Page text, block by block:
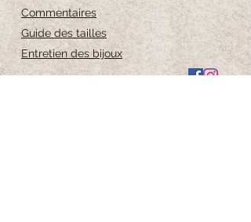
Commentaires
Guide des tailles
Entretien des bijoux